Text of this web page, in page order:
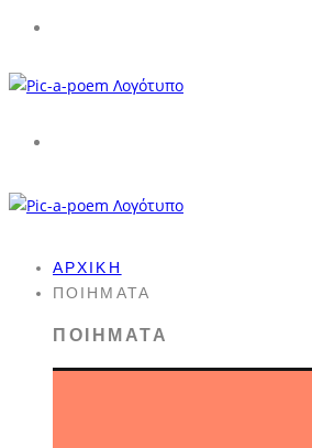
ΑΡΧΙΚΉ
ΠΟΙΉΜΑΤΑ
ΠΟΙΉΜΑΤΑ